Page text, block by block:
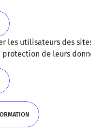
utilisateurs des
de leurs